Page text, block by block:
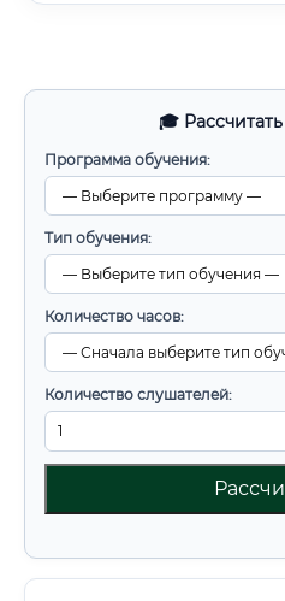
🎓
Программа обучения:
Тип обучения:
Количество часов:
Количество слушателей: